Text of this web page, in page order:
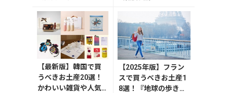
リ」
【最新版】韓国で買
うべきお土産20選！
かわいい雑貨や人気
【2025年版】フラン
スで買うべきお土産1
8選！『地球の歩き